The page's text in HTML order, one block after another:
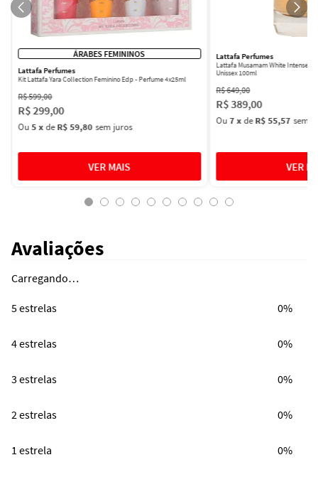
ÁRABES FEMININOS
Lattafa Perfumes
Kit Lattafa Yara Collection Feminino Edp - Perfume 4x25ml
R$599,00
R$299,00
Ou5 xdeR$ 59,80 sem juros
Lattafa Perfumes
Lattafa Musamam White Intense
Unissex 100ml
R$649,00
R$389,00
Ou7xdeR$ 55,57 sem
Avaliações
Carregando…
5 estrelas 0%
4 estrelas 0%
3 estrelas 0%
2 estrelas 0%
1 estrela 0%